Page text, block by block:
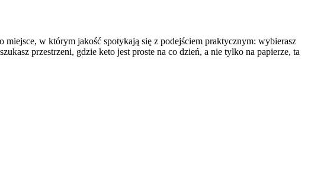
w którym jakość spotykają się z podejściem praktycznym: wybierasz
przestrzeni, gdzie keto jest proste na co dzień, a nie tylko na papierze, ta